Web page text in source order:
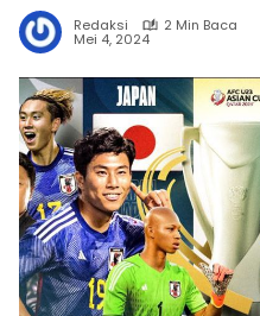
Redaksi 2 Min Baca
Mei 4, 2024